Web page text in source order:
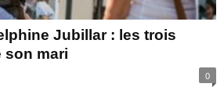
Jubillar : les trois
son mari
0